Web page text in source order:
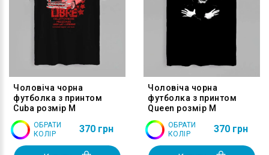
Чоловіча чорна
футболка з принтом
Cuba розмір M
ОБРАТИ
КОЛІР
370 грн
Чоловіча чорна
футболка з принтом
Queen розмір M
ОБРАТИ
КОЛІР
370 грн